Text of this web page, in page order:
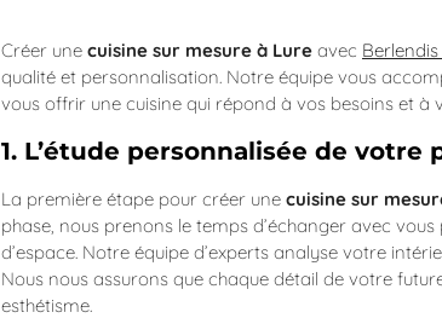
Créer une cuisine sur mesure à Lure avec
qualité et personnalisation. Notre équipe vous
vous offrir une cuisine qui répond à vos besoins et à
1. L’étude personnalisée de
La première étape pour créer une cuisine sur
phase, nous prenons le temps d’échanger avec
d’espace. Notre équipe d’experts analyse votre
Nous nous assurons que chaque détail de votre
esthétisme.